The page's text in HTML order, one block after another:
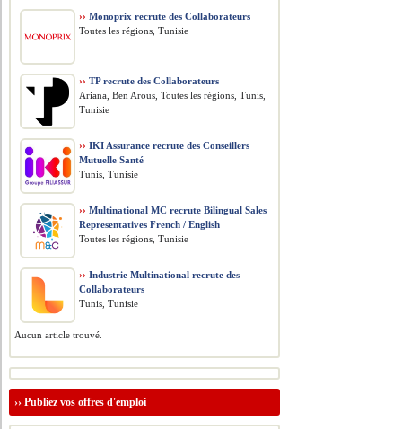
›› Monoprix recrute des Collaborateurs
Toutes les régions, Tunisie
›› TP recrute des Collaborateurs
Ariana, Ben Arous, Toutes les régions, Tunis,
Tunisie
›› IKI Assurance recrute des Conseillers
Mutuelle Santé
Tunis, Tunisie
›› Multinational MC recrute Bilingual Sales
Representatives French / English
Toutes les régions, Tunisie
›› Industrie Multinational recrute des
Collaborateurs
Tunis, Tunisie
Aucun article trouvé.
››Publiez vos offres d'emploi